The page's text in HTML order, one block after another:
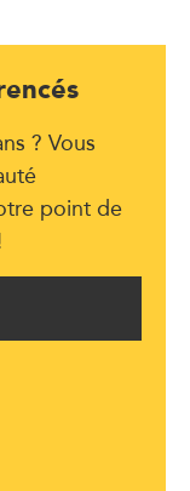
? Vous
point de